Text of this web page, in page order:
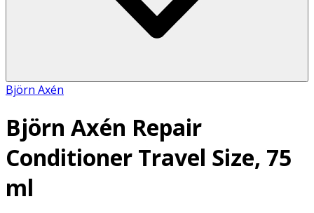
Björn Axén
Björn Axén Repair
Conditioner Travel Size, 75
ml